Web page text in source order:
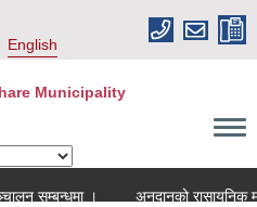
English
Municipality
सम्बन्धमा ।
अनुदानको रासायनिक